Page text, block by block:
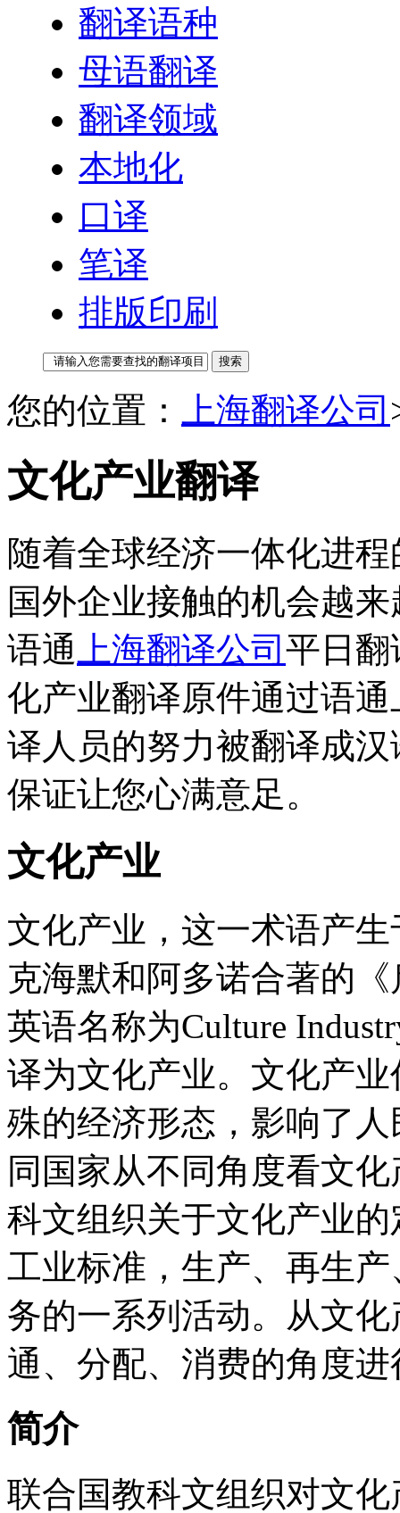
翻译语种
母语翻译
翻译领域
本地化
口译
笔译
排版印刷
您的位置： 上海翻译公司
文化产业翻译
随着全球经济一体化进
国外企业接触的机会越
语通 上海翻译公司 平日翻
化产业翻译原件通过语
译人员的努力被翻译成
保证让您心满意足。
文化产业
文化产业，这一术语产
克海默和阿多诺合著的
英语名称为Culture
译为文化产业。文化产
殊的经济形态，影响了
同国家从不同角度看文
科文组织关于文化产业
工业标准，生产、再生
务的一系列活动。从文
通、分配、消费的角度
简介
联合国教科文组织对文